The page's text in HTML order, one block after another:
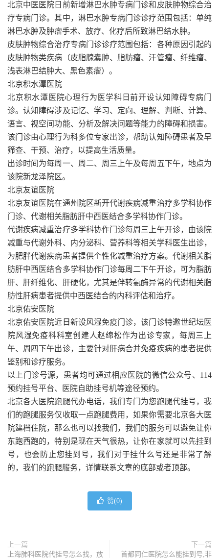
北京中医医院日前新增淋巴水肿专病门诊和皮肤肿物综合治
疗专病门诊。其中，淋巴水肿专病门诊诊疗范围包括：单纯
淋巴水肿及肿瘤手术、放疗、化疗后所致淋巴结水肿。
皮肤肿物综合治疗专病门诊诊疗范围包括：各种原因引起的
皮肤肿物类疾病（皮脂腺囊肿、脂肪瘤、汗管瘤、纤维瘤、
浅表淋巴结肿大、黑色素瘤）。
北京积水潭医院
北京积水潭医院心理行为医学科日前开设认知障碍专病门
诊。认知障碍涉及记忆、学习、定向、理解、判断、计算、
语言、视空间功能、分析及解决问题等能力的障碍和损害。
该门诊由心理行为科多位专家出诊，帮助认知障碍患者及早
筛查、干预、治疗，以提高生活质量。
出诊时间为每周一、周二、周三上午及每周五下午，地点为
该院新龙泽院区。
北京友谊医院
北京友谊医院在通州院区新开代谢疾病减重治疗多学科协作
门诊、代谢相关脂肪肝中西医结合多学科协作门诊。
代谢疾病减重治疗多学科协作门诊每周三上午开诊，由该院
减重与代谢外科、内分泌科、营养科等相关学科医生出诊，
为肥胖代谢疾病患者提供个性化减重治疗方案。代谢相关脂
肪肝中西医结合多学科协作门诊每周二下午开诊，可为脂肪
肝、肝纤维化、肝硬化，尤其是伴转氨酶异常的代谢相关脂
肪性肝病患者提供中西医结合的内科评估和治疗。
北京佑安医院
北京佑安医院近日新设风湿免疫门诊，该门诊特邀世纪坛医
院风湿免疫科科室创建人赵绵松作为出诊专家，每周三上
午、周四下午出诊，主要针对肝病合并免疫疾病的患者提供
鉴别和诊疗服务。
以上门诊号源，患者均可通过相应医院的微信公众号、114
预约挂号平台、医院自助挂号机等途径预约。
北京各大医院跑腿代办电话，我们专门为您跑腿代挂号，我
们的跑腿服务仅收取一点跑腿费用，如果你需要北京各大医
院建档住院，那么也可以找我们，我们的服务可以避免让你
东跑西跑的，特别是现在天气很热，让你在家就可以先挂到
号，也会防止您挂到号，我们对于挂什么号还是非常了解
的，我们的跑腿服务，详情联系文章的底部或者顶部。
赞(0)
上一篇
上海肺科医院代挂号怎么找，放
下一篇
首都同仁医院怎么能挂到号,非